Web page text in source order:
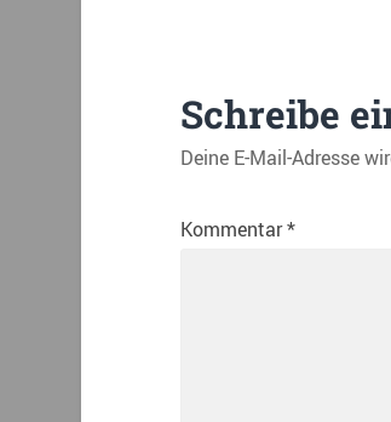
Schreibe
Deine E-Mail-Adresse
Kommentar*